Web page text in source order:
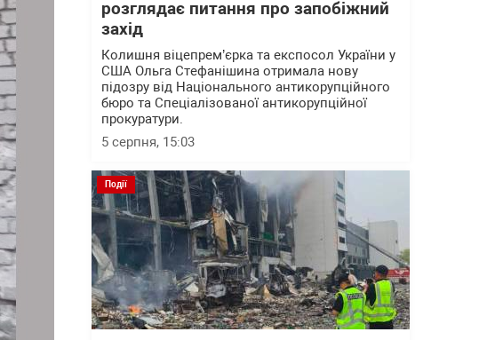
розглядає питання про запобіжний
захід
Колишня віцепрем’єрка та експосол України у
США Ольга Стефанішина отримала нову
підозру від Національного антикорупційного
бюро та Спеціалізованої антикорупційної
прокуратури.
5 серпня, 15:03
Події